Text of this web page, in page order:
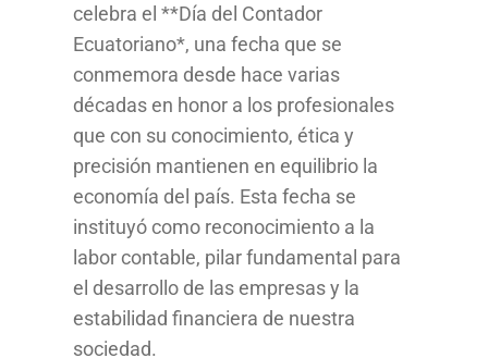
celebra el **Día del Contador
Ecuatoriano*, una fecha que se
conmemora desde hace varias
décadas en honor a los profesionales
que con su conocimiento, ética y
precisión mantienen en equilibrio la
economía del país. Esta fecha se
instituyó como reconocimiento a la
labor contable, pilar fundamental para
el desarrollo de las empresas y la
estabilidad financiera de nuestra
sociedad.